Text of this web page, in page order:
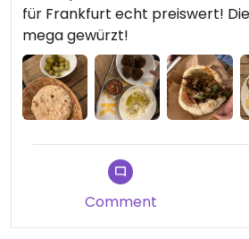
für Frankfurt echt preiswert!
mega gewürzt!
Comment